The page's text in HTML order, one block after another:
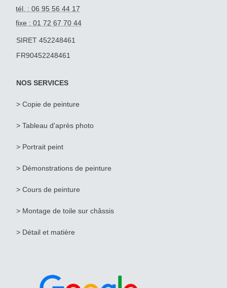
tél. : 06 95 56 44 17
fixe : 01 72 67 70 44
SIRET 452248461
FR90452248461
NOS SERVICES
> Copie de peinture
> Tableau d'après photo
> Portrait peint
> Démonstrations de peinture
> Cours de peinture
> Montage de toile sur châssis
> Détail et matière